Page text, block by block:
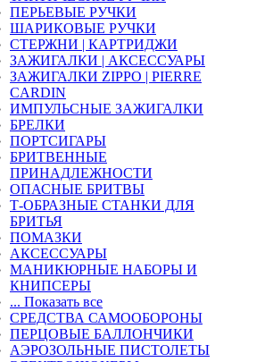
ПЕРЬЕВЫЕ РУЧКИ
ШАРИКОВЫЕ РУЧКИ
СТЕРЖНИ | КАРТРИДЖИ
ЗАЖИГАЛКИ | АКСЕССУАРЫ
ЗАЖИГАЛКИ ZIPPO | PIERRE
CARDIN
ИМПУЛЬСНЫЕ ЗАЖИГАЛКИ
БРЕЛКИ
ПОРТСИГАРЫ
БРИТВЕННЫЕ
ПРИНАДЛЕЖНОСТИ
ОПАСНЫЕ БРИТВЫ
Т-ОБРАЗНЫЕ СТАНКИ ДЛЯ
БРИТЬЯ
ПОМАЗКИ
АКСЕССУАРЫ
МАНИКЮРНЫЕ НАБОРЫ И
КНИПСЕРЫ
... Показать все
СРЕДСТВА САМООБОРОНЫ
ПЕРЦОВЫЕ БАЛЛОНЧИКИ
АЭРОЗОЛЬНЫЕ ПИСТОЛЕТЫ